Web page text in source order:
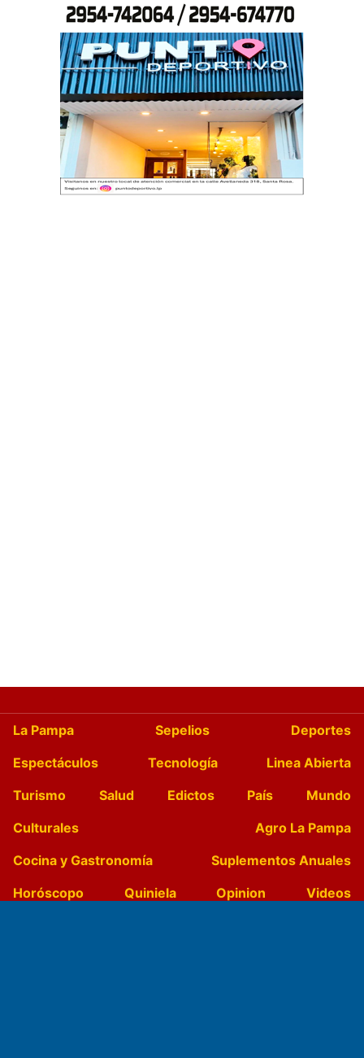
La Pampa Sepelios
Deportes
Espectáculos
Tecnología
Linea Abierta
Turismo
Salud Edictos País
Mundo
Culturales
Agro La Pampa
Cocina y Gastronomía
Suplementos Anuales
Horóscopo
Quiniela Opinion
Videos